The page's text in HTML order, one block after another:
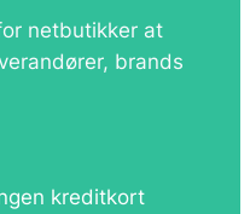
netbutikker at
brands
kreditkort